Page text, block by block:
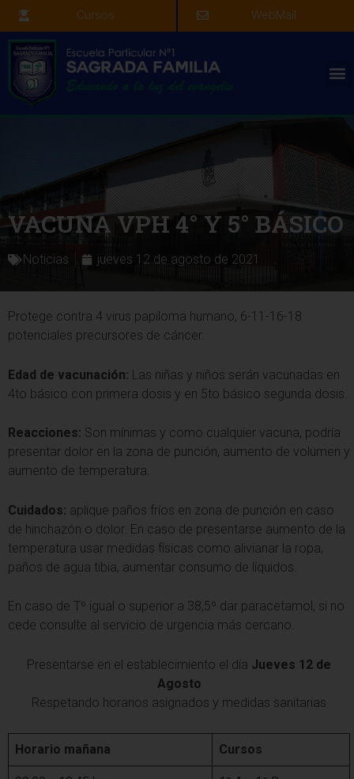
Cursos WebMail
VACUNA VPH 4° Y 5° BÁSICO
Noticias jueves 12 de agosto de 2021
Protege contra 4 virus papiloma humano, 6-11-16-18
potenciales precursores de cáncer.
Edad de vacunación: Las niñas y niños serán vacunadas en
4to básico con primera dosis y en 5to básico segunda dosis.
Reacciones: Son mínimas y como cualquier vacuna, podría
presentar dolor en la zona de punción, aumento de volumen y
aumento de temperatura.
Cuidados: aplique paños fríos en zona de punción en caso
de hinchazón o dolor. En caso de presentarse aumento de la
temperatura usar medidas físicas como alivianar la ropa,
paños de agua tibia, aumentar consumo de líquidos.
En caso de Tº igual o superior a 38,5º dar paracetamol, si no
cede consulte al servicio de urgencia más cercano.
Presentarse en el establecimiento el día Jueves 12 de
Agosto
Respetando horarios asignados y medidas sanitarias
Horario mañana Cursos